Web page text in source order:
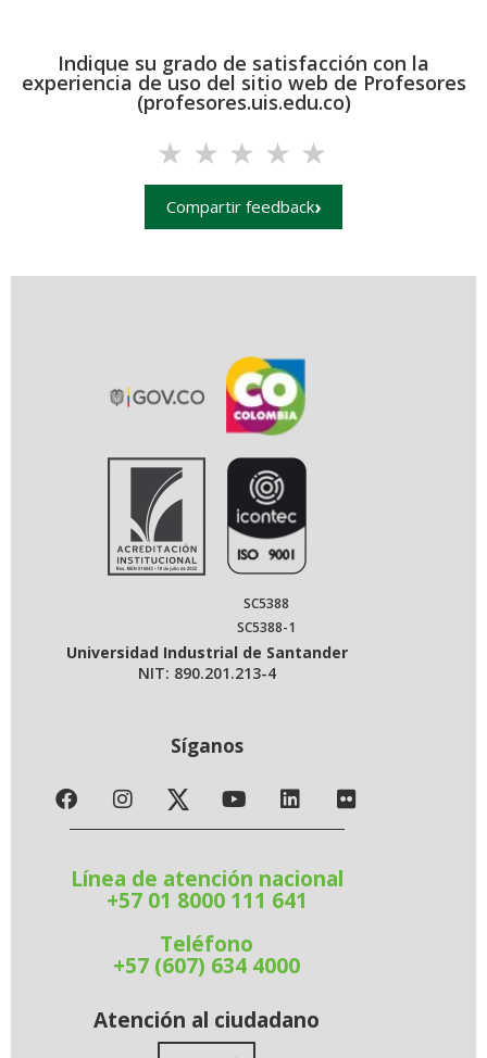
Indique su grado de satisfacción con la
experiencia de uso del sitio web de Profesores
(profesores.uis.edu.co)